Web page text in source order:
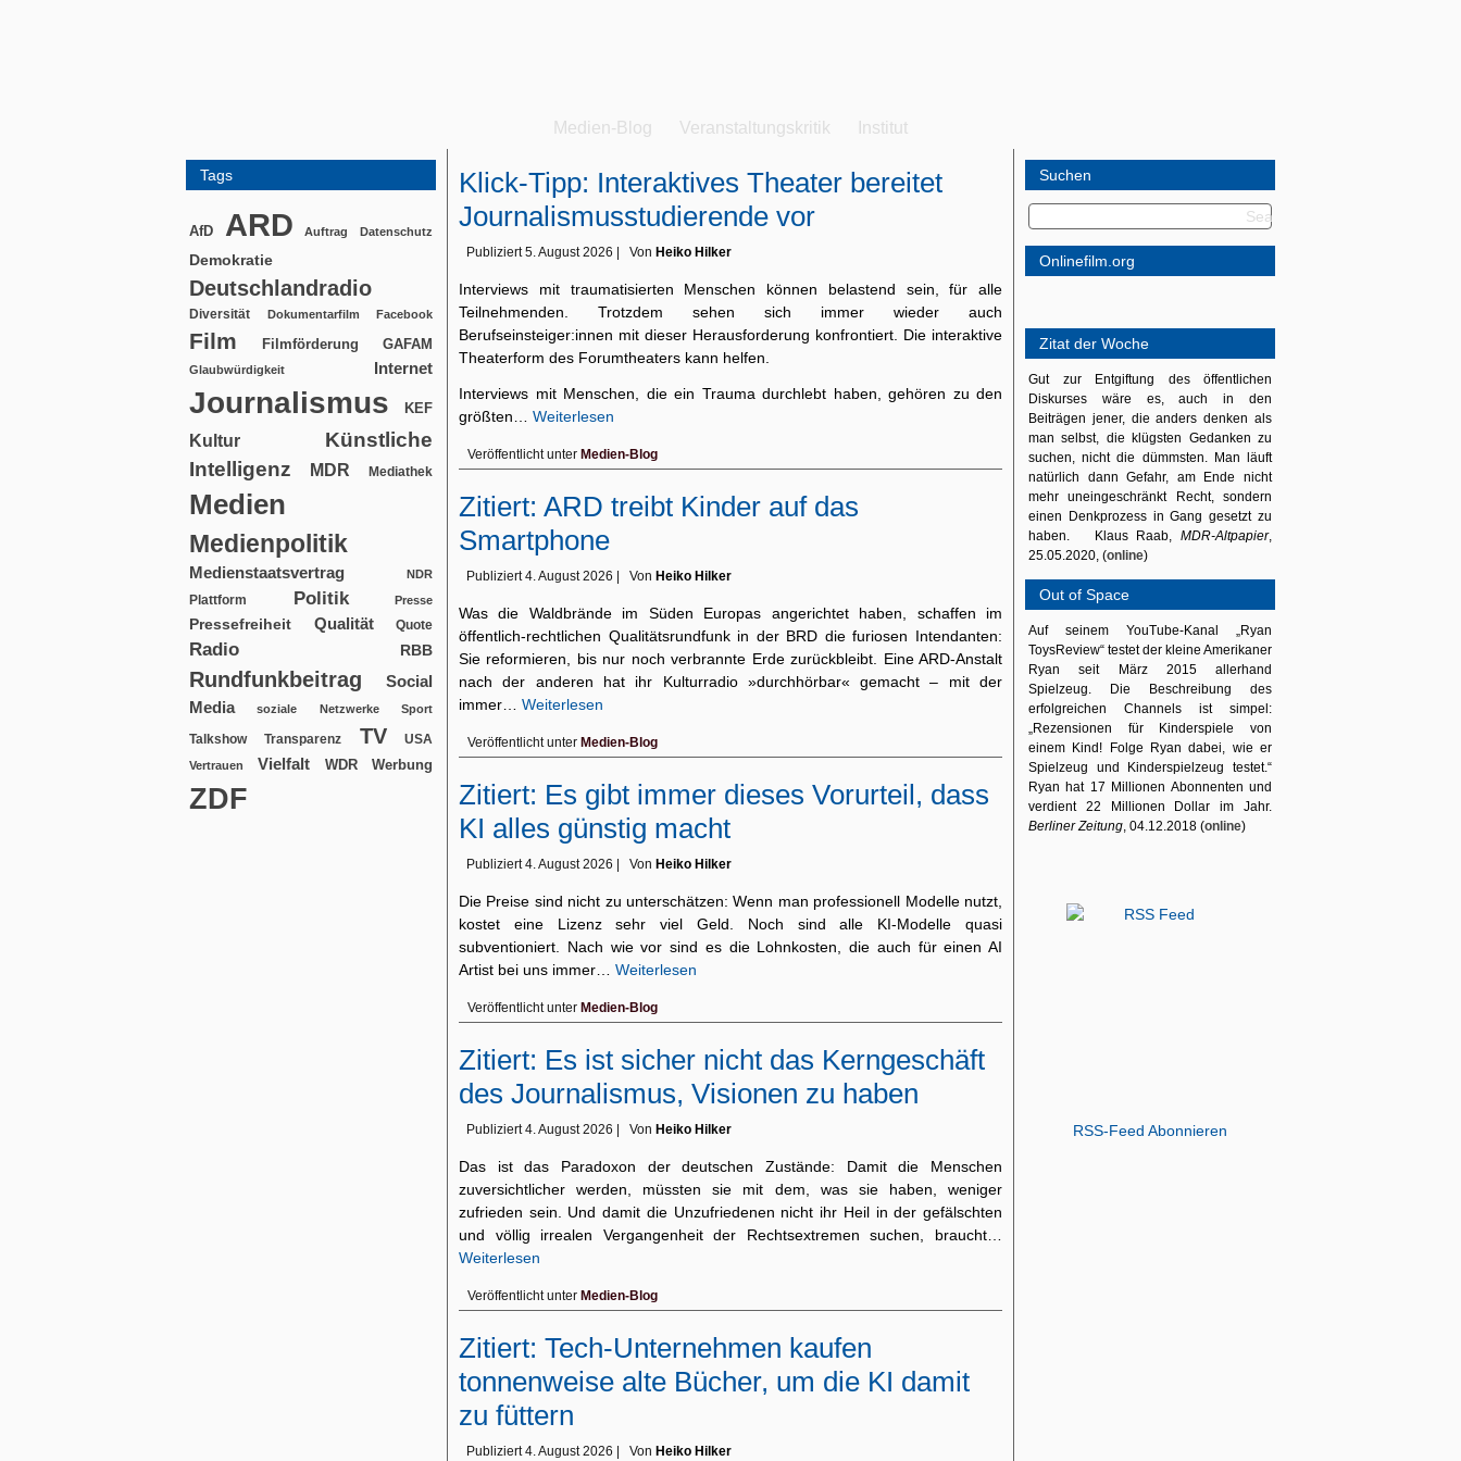
Medien-Blog Veranstaltungskritik Institut
Tags
AfD ARD Auftrag Datenschutz
Demokratie
Deutschlandradio
Diversität Dokumentarfilm Facebook
Film Filmförderung GAFAM
Glaubwürdigkeit Internet
Journalismus KEF
Kultur
Künstliche
Intelligenz
MDR Mediathek
Medien
Medienpolitik
Medienstaatsvertrag NDR
Plattform Politik Presse
Pressefreiheit Qualität Quote
Radio RBB
Rundfunkbeitrag
Social
Media
soziale Netzwerke Sport
Talkshow Transparenz TV USA
Vertrauen Vielfalt WDR Werbung
ZDF
Klick-Tipp: Interaktives Theater bereitet
Journalismusstudierende vor
Publiziert 5. August 2026 Von Heiko Hilker
Interviews mit traumatisierten Menschen können belastend sein, für alle
Teilnehmenden. Trotzdem sehen sich immer wieder auch
Berufseinsteiger:innen mit dieser Herausforderung konfrontiert. Die interaktive
Theaterform des Forumtheaters kann helfen.
Interviews mit Menschen, die ein Trauma durchlebt haben, gehören zu den
größten… Weiterlesen
Veröffentlicht unter Medien-Blog
Zitiert: ARD treibt Kinder auf das
Smartphone
Publiziert 4. August 2026 Von Heiko Hilker
Was die Waldbrände im Süden Europas angerichtet haben, schaffen im
öffentlich-rechtlichen Qualitätsrundfunk in der BRD die furiosen Intendanten:
Sie reformieren, bis nur noch verbrannte Erde zurückbleibt. Eine ARD-Anstalt
nach der anderen hat ihr Kulturradio »durchhörbar« gemacht – mit der
immer… Weiterlesen
Veröffentlicht unter Medien-Blog
Zitiert: Es gibt immer dieses Vorurteil, dass
KI alles günstig macht
Publiziert 4. August 2026 Von Heiko Hilker
Die Preise sind nicht zu unterschätzen: Wenn man professionell Modelle nutzt,
kostet eine Lizenz sehr viel Geld. Noch sind alle KI-Modelle quasi
subventioniert. Nach wie vor sind es die Lohnkosten, die auch für einen AI
Artist bei uns immer… Weiterlesen
Veröffentlicht unter Medien-Blog
Zitiert: Es ist sicher nicht das Kerngeschäft
des Journalismus, Visionen zu haben
Publiziert 4. August 2026 Von Heiko Hilker
Das ist das Paradoxon der deutschen Zustände: Damit die Menschen
zuversichtlicher werden, müssten sie mit dem, was sie haben, weniger
zufrieden sein. Und damit die Unzufriedenen nicht ihr Heil in der gefälschten
und völlig irrealen Vergangenheit der Rechtsextremen suchen, braucht…
Weiterlesen
Veröffentlicht unter Medien-Blog
Zitiert: Tech-Unternehmen kaufen
tonnenweise alte Bücher, um die KI damit
zu füttern
Publiziert 4. August 2026 Von Heiko Hilker
Suchen
Onlinefilm.org
Zitat der Woche
Gut zur Entgiftung des öffentlichen
Diskurses wäre es, auch in den
Beiträgen jener, die anders denken als
man selbst, die klügsten Gedanken zu
suchen, nicht die dümmsten. Man läuft
natürlich dann Gefahr, am Ende nicht
mehr uneingeschränkt Recht, sondern
einen Denkprozess in Gang gesetzt zu
haben. Klaus Raab, MDR-Altpapier,
25.05.2020, (online)
Out of Space
Auf seinem YouTube-Kanal „Ryan
ToysReview“ testet der kleine Amerikaner
Ryan seit März 2015 allerhand
Spielzeug. Die Beschreibung des
erfolgreichen Channels ist simpel:
„Rezensionen für Kinderspiele von
einem Kind! Folge Ryan dabei, wie er
Spielzeug und Kinderspielzeug testet.“
Ryan hat 17 Millionen Abonnenten und
verdient 22 Millionen Dollar im Jahr.
Berliner Zeitung, 04.12.2018 (online)
RSS-Feed Abonnieren